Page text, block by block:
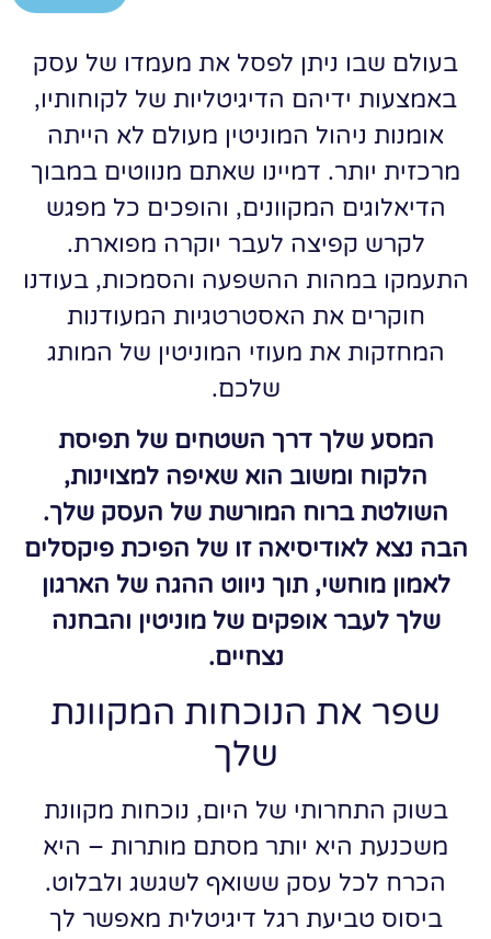
בעולם שבו ניתן לפסל את מעמדו של עסק
באמצעות ידיהם הדיגיטליות של לקוחותיו,
אומנות ניהול המוניטין מעולם לא הייתה
מרכזית יותר. דמיינו שאתם מנווטים במבוך
הדיאלוגים המקוונים, והופכים כל מפגש
לקרש קפיצה לעבר יוקרה מפוארת.
התעמקו במהות ההשפעה והסמכות, בעודנו
חוקרים את האסטרטגיות המעודנות
המחזקות את מעוזי המוניטין של המותג
שלכם.
המסע שלך דרך השטחים של תפיסת
הלקוח ומשוב הוא שאיפה למצוינות,
השולטת ברוח המורשת של העסק שלך.
הבה נצא לאודיסיאה זו של הפיכת פיקסלים
לאמון מוחשי, תוך ניווט ההגה של הארגון
שלך לעבר אופקים של מוניטין והבחנה
נצחיים.
שפר את הנוכחות המקוונת
שלך
בשוק התחרותי של היום, נוכחות מקוונת
משכנעת היא יותר מסתם מותרות – היא
הכרח לכל עסק ששואף לשגשג ולבלוט.
ביסוס טביעת רגל דיגיטלית מאפשר לך